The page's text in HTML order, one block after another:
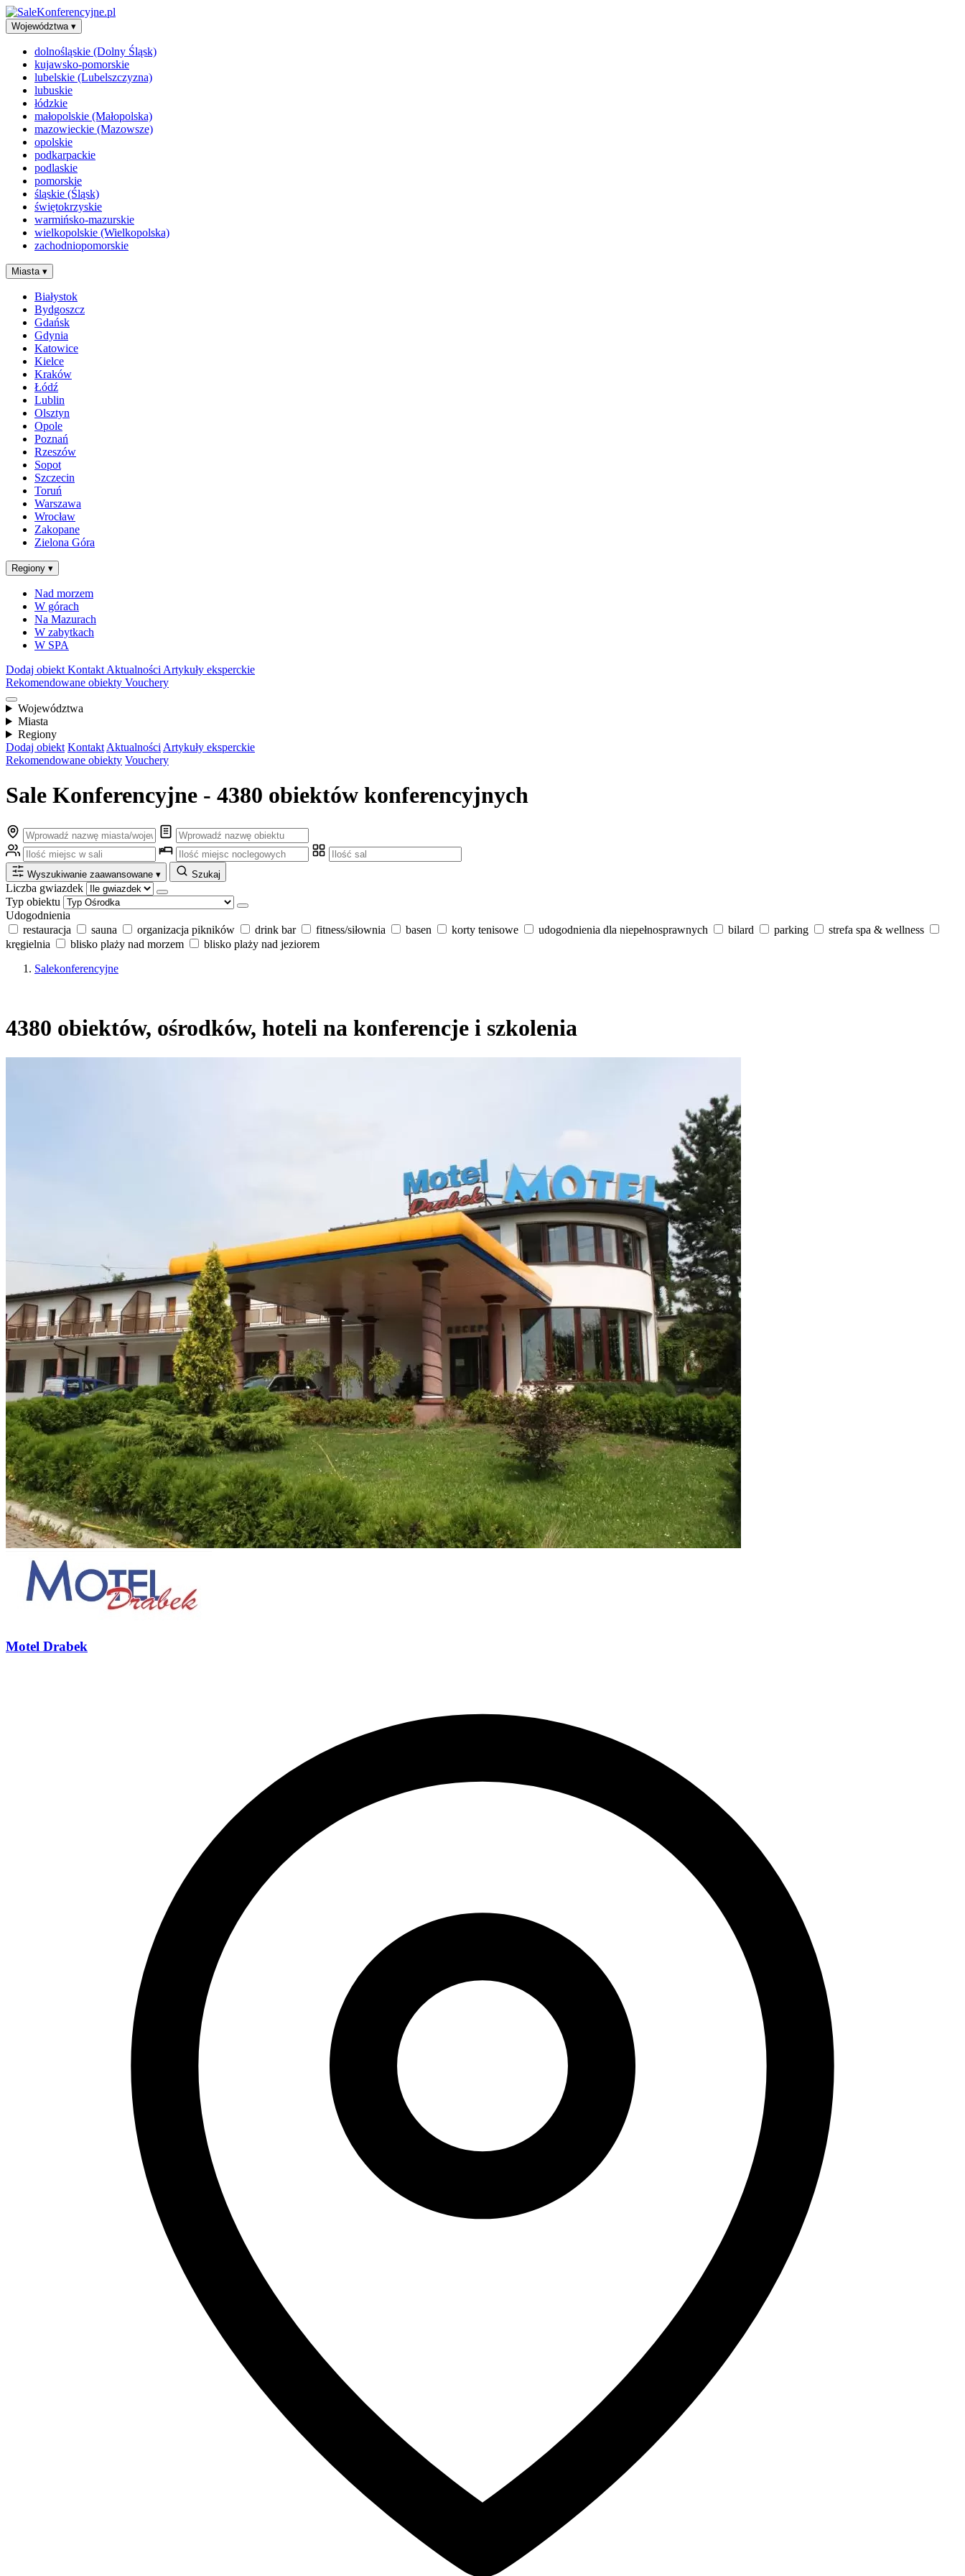
Województwa ▾
dolnośląskie (Dolny Śląsk)
kujawsko-pomorskie
lubelskie (Lubelszczyzna)
lubuskie
łódzkie
małopolskie (Małopolska)
mazowieckie (Mazowsze)
opolskie
podkarpackie
podlaskie
pomorskie
śląskie (Śląsk)
świętokrzyskie
warmińsko-mazurskie
wielkopolskie (Wielkopolska)
zachodniopomorskie
Miasta ▾
Białystok
Bydgoszcz
Gdańsk
Gdynia
Katowice
Kielce
Kraków
Łódź
Lublin
Olsztyn
Opole
Poznań
Rzeszów
Sopot
Szczecin
Toruń
Warszawa
Wrocław
Zakopane
Zielona Góra
Regiony ▾
Nad morzem
W górach
Na Mazurach
W zabytkach
W SPA
Dodaj obiekt Kontakt Aktualności Artykuły eksperckie
Rekomendowane obiekty Vouchery
Województwa
Miasta
Regiony
Dodaj obiekt Kontakt Aktualności Artykuły eksperckie
Rekomendowane obiekty Vouchery
Sale Konferencyjne - 4380 obiektów konferencyjnych
Wyszukiwanie zaawansowane ▾ Szukaj
Liczba gwiazdek
Typ obiektu
Udogodnienia
restauracja
sauna organizacja pikników drink bar fitness/siłownia basen korty tenisowe udogodnienia dla niepełnosprawnych bilard parking
strefa spa & wellness
kręgielnia
blisko plaży nad morzem
blisko plaży nad jeziorem
Salekonferencyjne
4380 obiektów, ośrodków, hoteli na konferencje i szkolenia
Motel Drabek